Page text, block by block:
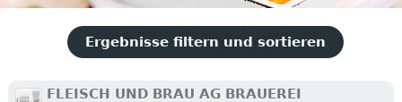
Ergebnisse filtern und sortieren
FLEISCH UND BRAU AG BRAUEREI